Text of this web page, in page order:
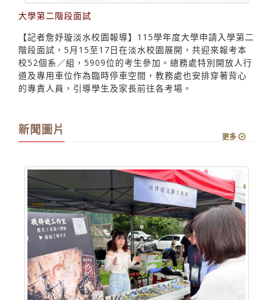
大學第二階段面試
【記者詹妤璇淡水校園報導】115學年度大學申請入學第二
階段面試，5月15至17日在淡水校園展開，共迎來報考本
校52個系／組，5909位的考生參加。總務處特別開放人行